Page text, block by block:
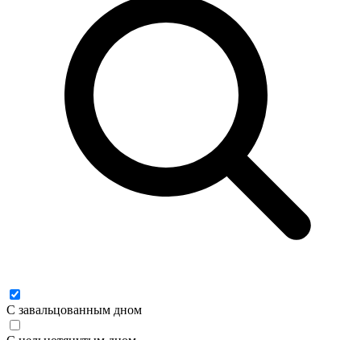
С завальцованным дном